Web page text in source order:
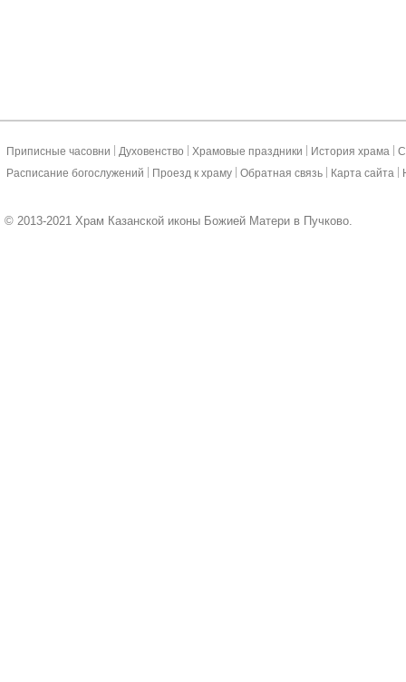
Приписные часовни Духовенство Храмовые праздники История храма
Расписание богослужений
Проезд к храму Обратная связь Карта сайта
© 2013-2021 Храм Казанской иконы Божией Матери в Пучково.